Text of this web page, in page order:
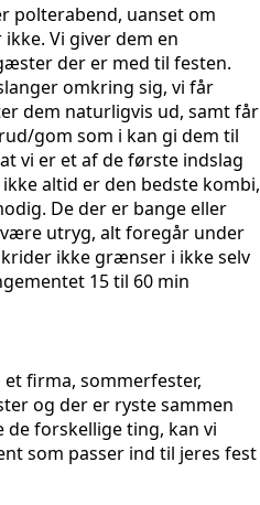
polterabend, uanset om
Vi giver dem en
der er med til festen.
omkring sig, vi får
dem naturligvis ud, samt får
gom som i kan gi dem til
vi er et af de første indslag
altid er den bedste kombi,
De der er bange eller
utryg, alt foregår under
ikke grænser i ikke selv
15 til 60 min
firma, sommerfester,
og der er ryste sammen
forskellige ting, kan vi
som passer ind til jeres fest